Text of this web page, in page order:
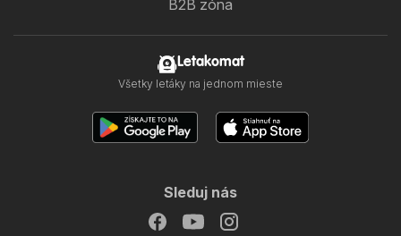
B2B zóna
Letakomat
Všetky letáky na jednom mieste
Sleduj nás